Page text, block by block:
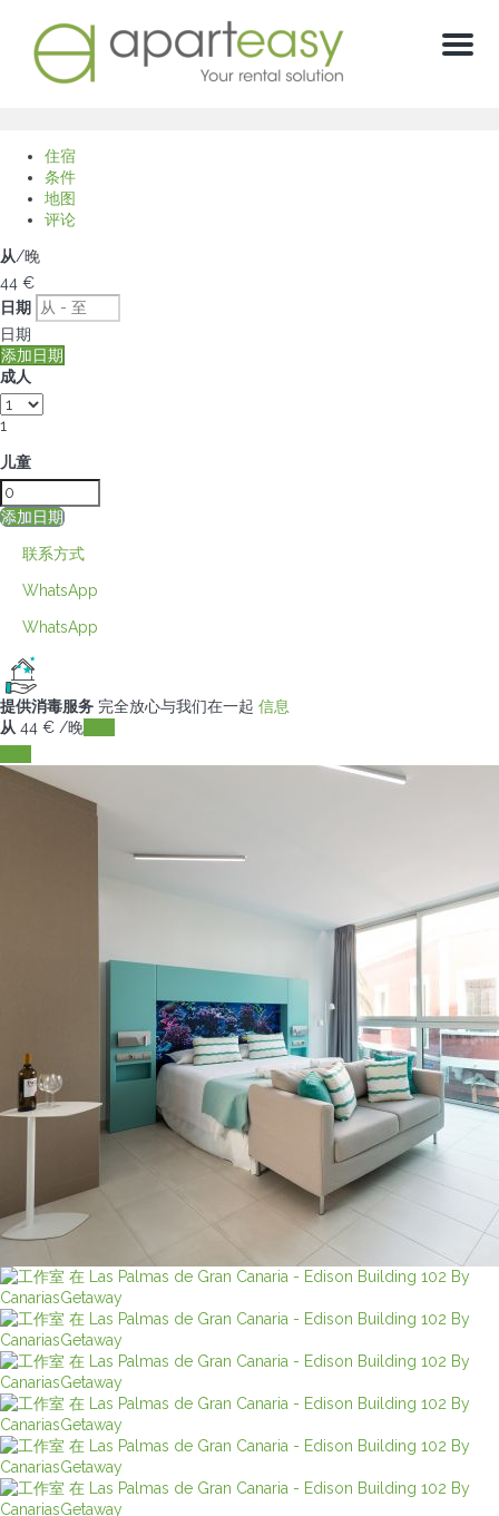
菜
住宿
条件
地图
评论
从/晚
44 €
日期
日期
添加日期
成人
1
儿童
添加日期
联系方式
WhatsApp
WhatsApp
提供消毒服务 完全放心与我们在一起 信息
从 44 € /晚